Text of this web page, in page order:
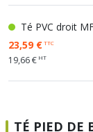
Té PVC droit
23,59 €TTC
19,66 € HT
TÉ PIED DE